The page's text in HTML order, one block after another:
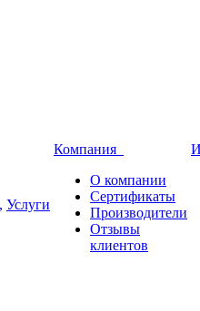
Услуги
Компания
О компании
Сертификаты
Производители
Отзывы
клиентов